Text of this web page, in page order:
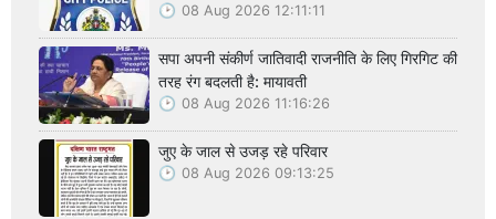
08 Aug 2026 12:11:11
सपा अपनी संकीर्ण जातिवादी राजनीति के लिए गिरगिट की
तरह रंग बदलती है: मायावती
08 Aug 2026 11:16:26
जुए के जाल से उजड़ रहे परिवार
08 Aug 2026 09:13:25